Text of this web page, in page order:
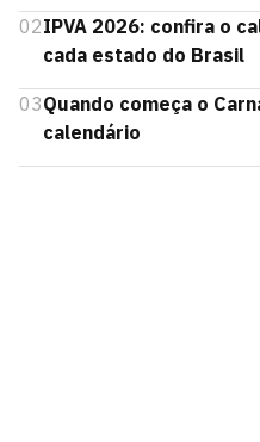
02IPVA 2026: confira o
cada estado do Brasil
03Quando começa o
calendário